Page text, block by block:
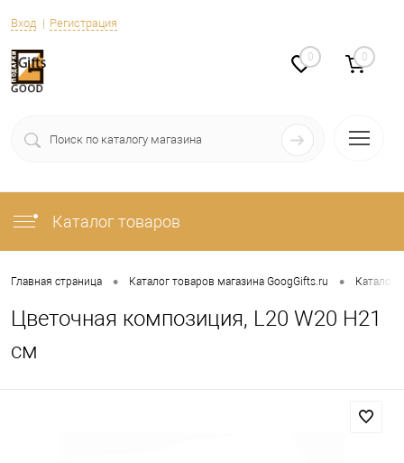
Вход Регистрация
0 0
Каталог товаров
Главная страница • Каталог товаров магазина GoogGifts.ru • Каталог
Цветочная композиция, L20 W20 H21
см